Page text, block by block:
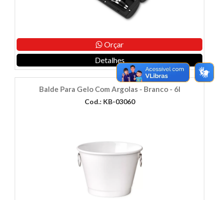
Orçar
Detalhes
Balde Para Gelo Com Argolas - Branco - 6l
Cod.: KB-03060